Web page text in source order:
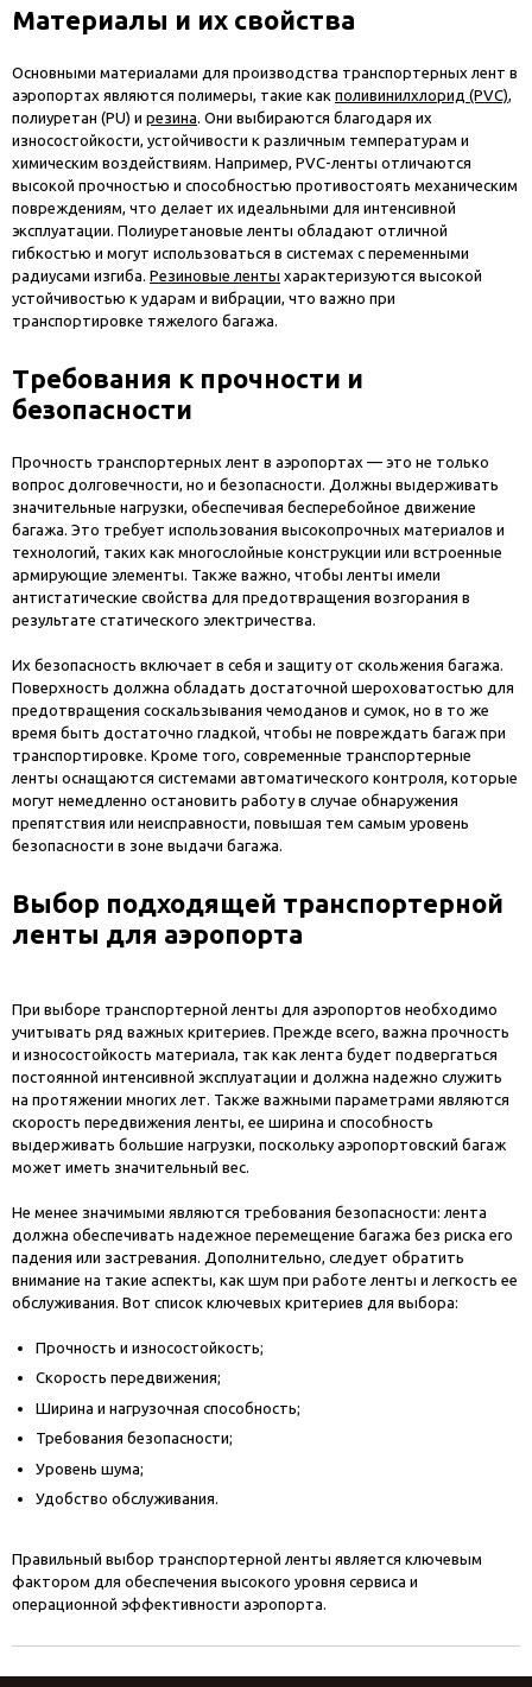
Материалы и их свойства
Основными материалами для производства транспортерных лент в
аэропортах являются полимеры, такие как поливинилхлорид (PVC)
полиуретан (PU) и резина . Они выбираются благодаря их
износостойкости, устойчивости к различным температурам и
химическим воздействиям. Например, PVC-ленты отличаются
высокой прочностью и способностью противостоять механическим
повреждениям, что делает их идеальными для интенсивной
эксплуатации. Полиуретановые ленты обладают отличной
гибкостью и могут использоваться в системах с переменными
радиусами изгиба. Резиновые ленты характеризуются высокой
устойчивостью к ударам и вибрации, что важно при
транспортировке тяжелого багажа.
Требования к прочности и
безопасности
Прочность транспортерных лент в аэропортах — это не только
вопрос долговечности, но и безопасности. Должны выдерживать
значительные нагрузки, обеспечивая бесперебойное движение
багажа. Это требует использования высокопрочных материалов и
технологий, таких как многослойные конструкции или встроенные
армирующие элементы. Также важно, чтобы ленты имели
антистатические свойства для предотвращения возгорания в
результате статического электричества.
Их безопасность включает в себя и защиту от скольжения багажа.
Поверхность должна обладать достаточной шероховатостью для
предотвращения соскальзывания чемоданов и сумок, но в то же
время быть достаточно гладкой, чтобы не повреждать багаж при
транспортировке. Кроме того, современные транспортерные
ленты оснащаются системами автоматического контроля, которые
могут немедленно остановить работу в случае обнаружения
препятствия или неисправности, повышая тем самым уровень
безопасности в зоне выдачи багажа.
Выбор подходящей транспортерной
ленты для аэропорта
При выборе транспортерной ленты для аэропортов необходимо
учитывать ряд важных критериев. Прежде всего, важна прочность
и износостойкость материала, так как лента будет подвергаться
постоянной интенсивной эксплуатации и должна надежно служить
на протяжении многих лет. Также важными параметрами являются
скорость передвижения ленты, ее ширина и способность
выдерживать большие нагрузки, поскольку аэропортовский багаж
может иметь значительный вес.
Не менее значимыми являются требования безопасности: лента
должна обеспечивать надежное перемещение багажа без риска его
падения или застревания. Дополнительно, следует обратить
внимание на такие аспекты, как шум при работе ленты и легкость ее
обслуживания. Вот список ключевых критериев для выбора:
Прочность и износостойкость;
Скорость передвижения;
Ширина и нагрузочная способность;
Требования безопасности;
Уровень шума;
Удобство обслуживания.
Правильный выбор транспортерной ленты является ключевым
фактором для обеспечения высокого уровня сервиса и
операционной эффективности аэропорта.